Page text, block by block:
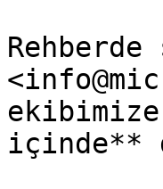
içinde**